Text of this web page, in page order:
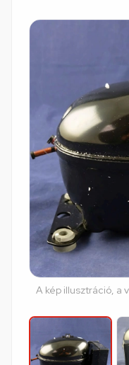
A kép illusztráció, a